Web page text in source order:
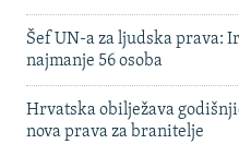
Šef UN-a za ljudska prava:
najmanje 56 osoba
Hrvatska obilježava
nova prava za branitelje